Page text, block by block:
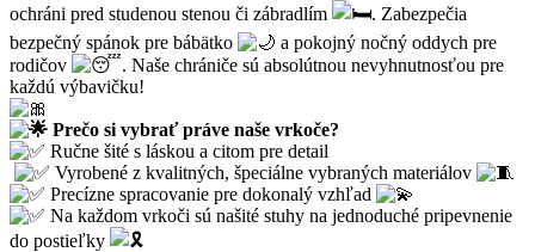
ochráni pred studenou stenou či zábradlím
. Zabezpečia
bezpečný spánok pre bábätko
a pokojný nočný oddych pre
rodičov
. Naše chrániče sú absolútnou nevyhnutnosťou pre
každú výbavičku!
Prečo si vybrať práve naše vrkoče?
Ručne šité s láskou a citom pre detail
Vyrobené z kvalitných, špeciálne vybraných materiálov
Precízne spracovanie pre dokonalý vzhľad
Na každom vrkoči sú našité stuhy na jednoduché pripevnenie
do postieľky